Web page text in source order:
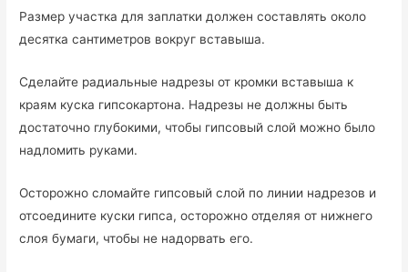
Размер участка для заплатки должен составлять около
десятка сантиметров вокруг вставыша.
Сделайте радиальные надрезы от кромки вставыша к
краям куска гипсокартона. Надрезы не должны быть
достаточно глубокими, чтобы гипсовый слой можно было
надломить руками.
Осторожно сломайте гипсовый слой по линии надрезов и
отсоедините куски гипса, осторожно отделяя от нижнего
слоя бумаги, чтобы не надорвать его.